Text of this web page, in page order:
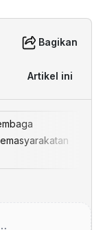
Bagikan
Artikel ini